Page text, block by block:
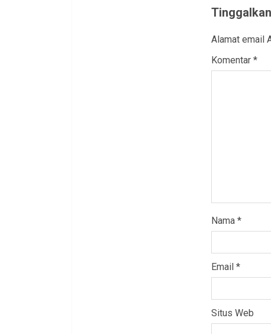
Alamat email
Komentar *
Nama *
Email *
Situs Web